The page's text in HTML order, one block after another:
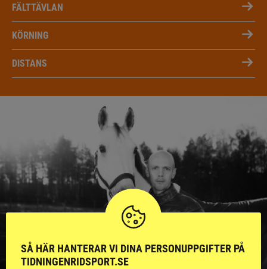
FÄLTTÄVLAN
KÖRNING
DISTANS
SÅ HÄR HANTERAR VI DINA PERSONUPPGIFTER PÅ
TIDNINGENRIDSPORT.SE